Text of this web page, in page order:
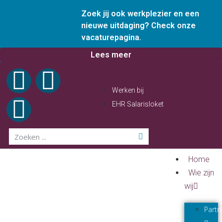
Zoek jij ook werkplezier en een
nieuwe uitdaging? Check onze
vacaturepagina.
Lees meer
Werken bij
EHR Salarisloket
Home
Wie zijn
wij